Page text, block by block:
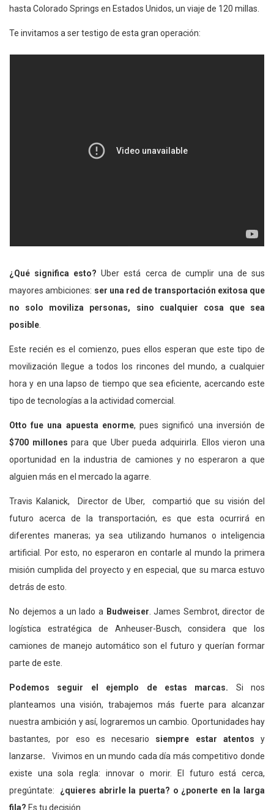
hasta Colorado Springs en Estados Unidos, un viaje de 120 millas.
Te invitamos a ser testigo de esta gran operación:
¿Qué significa esto?Uber está cerca de cumplir una de sus
mayores ambiciones: ser una red de transportación exitosa que
no solo moviliza personas, sino cualquier cosa que sea
posible.
Este recién es el comienzo, pues ellos esperan que este tipo de
movilización llegue a todos los rincones del mundo, a cualquier
hora y en una lapso de tiempo que sea eficiente, acercando este
tipo de tecnologías a la actividad comercial.
Otto fue una apuesta enorme, pues significó una inversión de
$700 millones para que Uber pueda adquirirla. Ellos vieron una
oportunidad en la industria de camiones y no esperaron a que
alguien más en el mercado la agarre.
Travis Kalanick, Director de Uber, compartió que su visión del
futuro acerca de la transportación, es que esta ocurrirá en
diferentes maneras; ya sea utilizando humanos o inteligencia
artificial. Por esto, no esperaron en contarle al mundo la primera
misión cumplida del proyecto y en especial, que su marca estuvo
detrás de esto.
No dejemos a un lado a Budweiser. James Sembrot, director de
logística estratégica de Anheuser-Busch, considera que los
camiones de manejo automático son el futuro y querían formar
parte de este.
Podemos seguir el ejemplo de estas marcas. Si nos
planteamos una visión, trabajemos más fuerte para alcanzar
nuestra ambición y así, lograremos un cambio. Oportunidades hay
bastantes, por eso es necesario siempre estar atentos y
lanzarse.
Vivimos en un mundo cada día más competitivo donde
existe una sola regla: innovar o morir. El futuro está cerca,
pregúntate: ¿quieres abrirle la puerta? o ¿ponerte en la larga
fila? Es tu decisión.